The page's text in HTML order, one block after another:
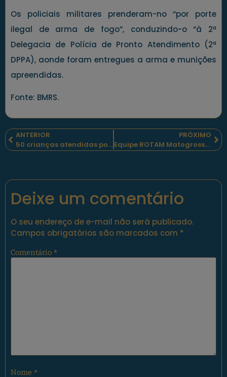
Os policiais militares prenderam-no “por porte
ilegal de arma de fogo”, conduzindo-o “à 2ª
Delegacia de Polícia de Pronto Atendimento (2ª
DPPA), aonde foram entregues a arma e munições
apreendidas.
Fonte: BMRS.
ANTERIOR
50 crianças atendidas por projetos sociais apoiados por policiais militares baianos tiveram um dia de festa
PRÓXIMO
Equipe ROTAM Matogrossense liberta reféns em Posto de combustíveis.
Deixe um comentário
O seu endereço de e-mail não será publicado.
Campos obrigatórios são marcados com *
Comentário *
Nome *